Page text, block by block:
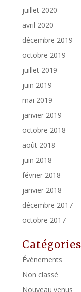
juillet 2020
avril 2020
décembre 2019
octobre 2019
juillet 2019
juin 2019
mai 2019
janvier 2019
octobre 2018
août 2018
juin 2018
février 2018
janvier 2018
décembre 2017
octobre 2017
Catégories
Évènements
Non classé
Nouveau venus